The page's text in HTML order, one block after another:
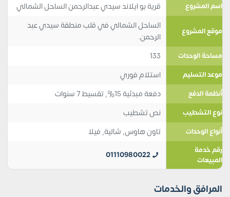
اسم المشروع قرية بو ايلاند سيدي عبدالرحمن الساحل الشمالي
موقع المشروع
الساحل الشمالي في قلب منطقة سيدي عبد
الرحمن.
مساحة الوحدات 133
موعد التسليم استلام فوري
أنظمة الدفع دفعة مبدئية 15%, تقسيط 7 سنوات
نوع التشطيب نص تشطيب
أنواع الوحدات تاون هاوس, شالية, فيلا
رقم خدمة
المبيعات
01110980022
المرافق والخدمات